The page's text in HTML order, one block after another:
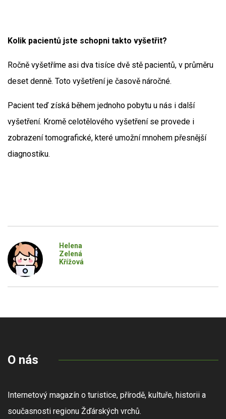
Kolik pacientů jste schopni takto vyšetřit?
Ročně vyšetříme asi dva tisíce dvě stě pacientů, v průměru
deset denně. Toto vyšetření je časově náročné.
Pacient teď získá během jednoho pobytu u nás i další
vyšetření. Kromě celotělového vyšetření se provede i
zobrazení tomografické, které umožní mnohem přesnější
diagnostiku.
Helena
Zelená
Křížová
O nás
Internetový magazín o turistice, přírodě, kultuře, historii a
současnosti regionu Žďárských vrchů.